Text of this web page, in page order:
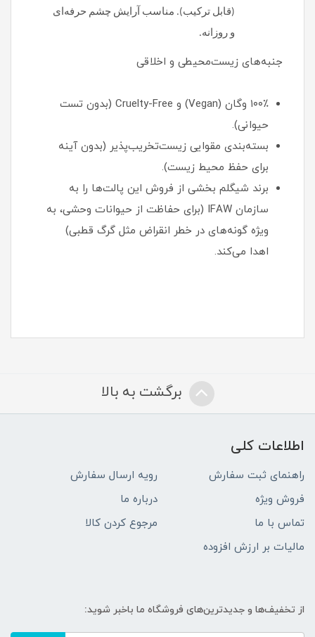
(قابل ترکیب). مناسب آرایش چشم حرفه‌ای
و روزانه.
جنبه‌های زیست‌محیطی و اخلاقی
۱۰۰٪ وگان (Vegan) و Cruelty-Free (بدون تست
حیوانی).
بسته‌بندی مقوایی زیست‌تخریب‌پذیر (بدون آینه
برای حفظ محیط زیست).
برند شیگلم بخشی از فروش این پالت‌ها را به
سازمان IFAW (برای حفاظت از حیوانات وحشی، به
ویژه گونه‌های در خطر انقراض مثل گرگ قطبی)
اهدا می‌کند.
برگشت به بالا
اطلاعات کلی
راهنمای ثبت سفارش
رویه ارسال سفارش
فروش ویژه
درباره ما
تماس با ما
مرجوع کردن کالا
مالیات بر ارزش افزوده
از تخفیف‌ها و جدیدترین‌های فروشگاه ما باخبر شوید: